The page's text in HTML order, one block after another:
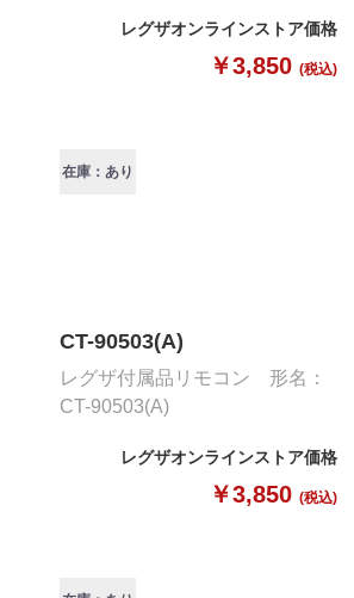
レグザオンラインストア価格
￥3,850 (税込)
在庫：あり
CT-90503(A)
レグザ付属品リモコン 形名：
CT-90503(A)
レグザオンラインストア価格
￥3,850 (税込)